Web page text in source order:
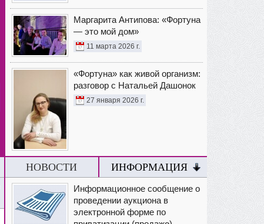
Маргарита Антипова: «Фортуна
— это мой дом»
11 марта 2026 г.
«Фортуна» как живой организм:
разговор с Натальей Дашонок
27 января 2026 г.
НОВОСТИ ИНФОРМАЦИЯ
Информационное сообщение о
проведении аукциона в
электронной форме по